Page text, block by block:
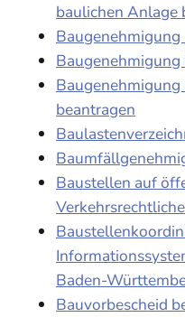
baulichen Anlage
Baugenehmigung
beantragen
Baustellen auf
Baden-
Bauvorbescheid